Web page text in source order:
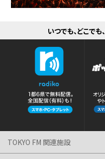
いつでも、どこでも
TOKYO FM 関連施設